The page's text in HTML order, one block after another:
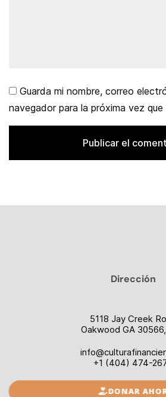
Guarda mi nombre, correo
navegador para la próxima vez
Dirección
5118 Jay Creek
Oakwood GA
+1 (404) 474-
DONAR